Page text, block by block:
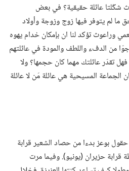
شكّلتا عائلة حقيقية؟‏ في بعض
ما لم يتوفر فيها زوج وزوجة وأولاد
وراعوث تؤكد لنا ان بإمكان خدام يهوه
من الدفء واللطف والمودة في عائلتهم
تقدّر عائلتك مهما كان حجمها؟‏ ولا
الجماعة المسيحية هي عائلة مَن لا عائلة
بوعز بدءا من حصاد الشعير قرابة
حزيران (‏يونيو)‏.‏ وفيما مرت